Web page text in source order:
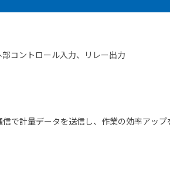
コントロール入力、リレー出力
で計量データを送信し、作業の効率アップ